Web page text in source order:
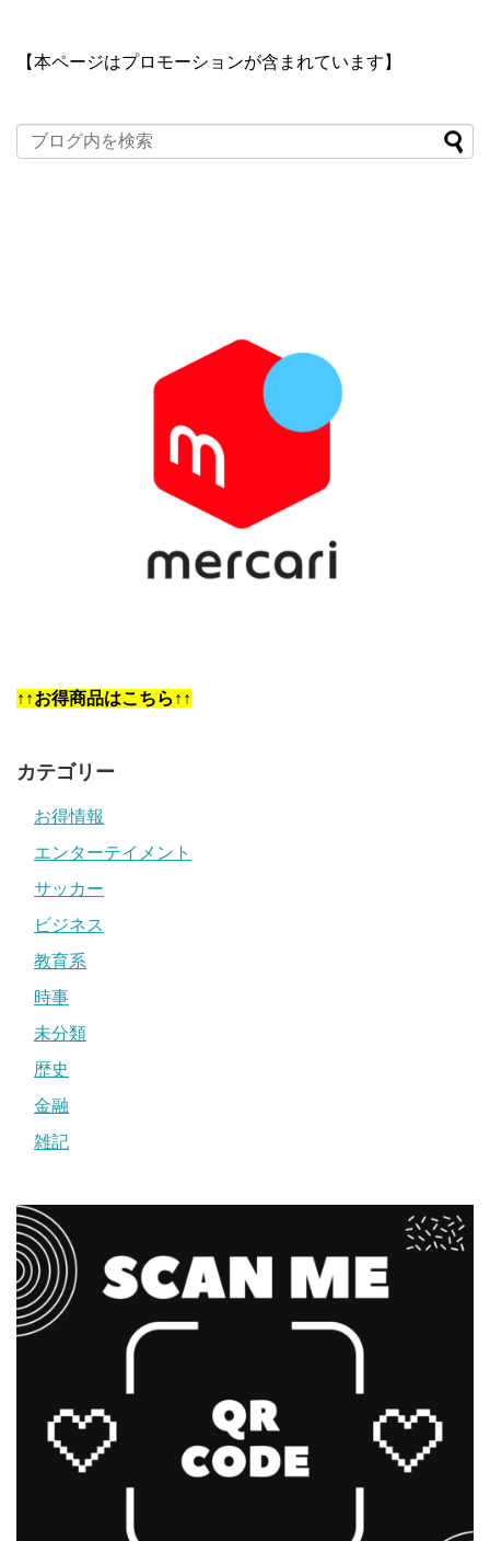
【本ページはプロモーションが含まれています】
↑↑お得商品はこちら↑↑
カテゴリー
お得情報
エンターテイメント
サッカー
ビジネス
教育系
時事
未分類
歴史
金融
雑記